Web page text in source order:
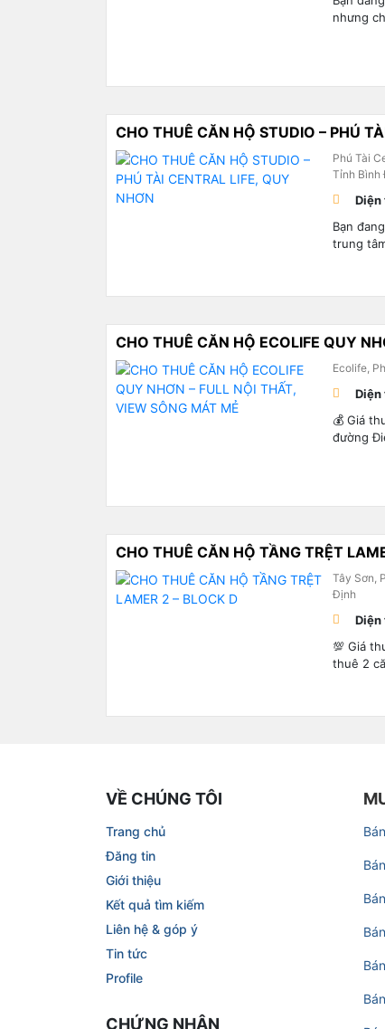
nhưng
CHO THUÊ CĂN HỘ STUDIO – PHÚ
Phú Tài
Tỉnh Bình
Diện
Bạn
trung
CHO THUÊ CĂN HỘ ECOLIFE QUY
Ecolife,
Diện
💰 Giá
đường
CHO THUÊ CĂN HỘ TẦNG TRỆT
Tây Sơn,
Định
Diện
💯 Giá
thuê 2
VỀ CHÚNG TÔI
Trang chủ
Đăng tin
Giới thiệu
Kết quả tìm kiếm
Liên hệ & góp ý
Tin tức
Profile
CHỨNG NHẬN